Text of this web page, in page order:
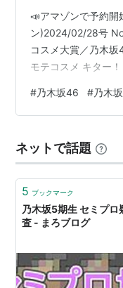
📣アマゾンで予約開
ン)2024/02/28号
コスメ大賞／乃木
モテコスメ キター
#乃木坂46 #乃木
ネットで話題
5 ブックマーク
乃木坂5期生 セミプロ
査 - まろブログ